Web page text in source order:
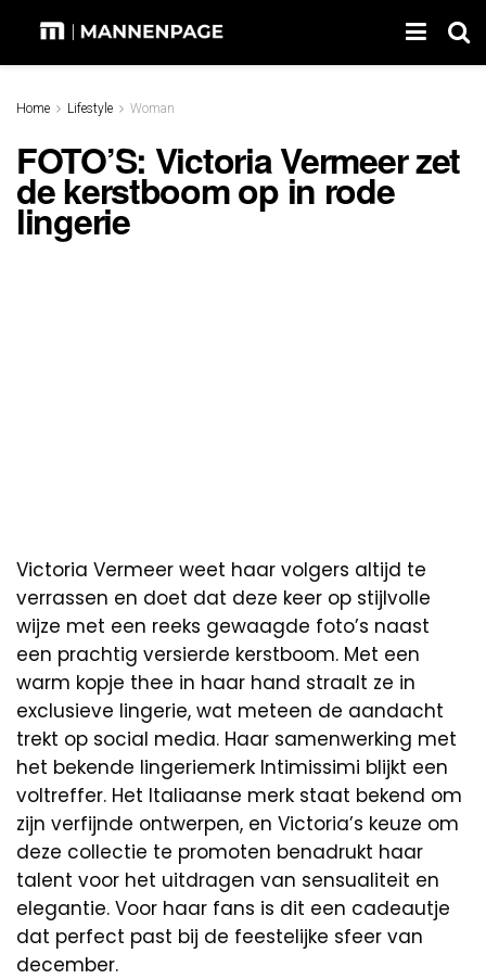
Home Lifestyle Woman
FOTO’S: Victoria Vermeer zet
de kerstboom op in rode
lingerie
Victoria Vermeer weet haar volgers altijd te
verrassen en doet dat deze keer op stijlvolle
wijze met een reeks gewaagde foto’s naast
een prachtig versierde kerstboom. Met een
warm kopje thee in haar hand straalt ze in
exclusieve lingerie, wat meteen de aandacht
trekt op social media. Haar samenwerking met
het bekende lingeriemerk Intimissimi blijkt een
voltreffer. Het Italiaanse merk staat bekend om
zijn verfijnde ontwerpen, en Victoria’s keuze om
deze collectie te promoten benadrukt haar
talent voor het uitdragen van sensualiteit en
elegantie. Voor haar fans is dit een cadeautje
dat perfect past bij de feestelijke sfeer van
december.